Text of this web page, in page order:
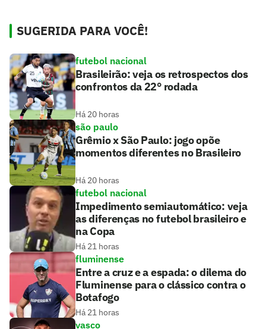
SUGERIDA PARA VOCÊ!
futebol nacional
Brasileirão: veja os retrospectos dos
confrontos da 22° rodada
Há 20 horas
são paulo
Grêmio x São Paulo: jogo opõe
momentos diferentes no Brasileiro
Há 20 horas
futebol nacional
Impedimento semiautomático: veja
as diferenças no futebol brasileiro e
na Copa
Há 21 horas
fluminense
Entre a cruz e a espada: o dilema do
Fluminense para o clássico contra o
Botafogo
Há 21 horas
vasco